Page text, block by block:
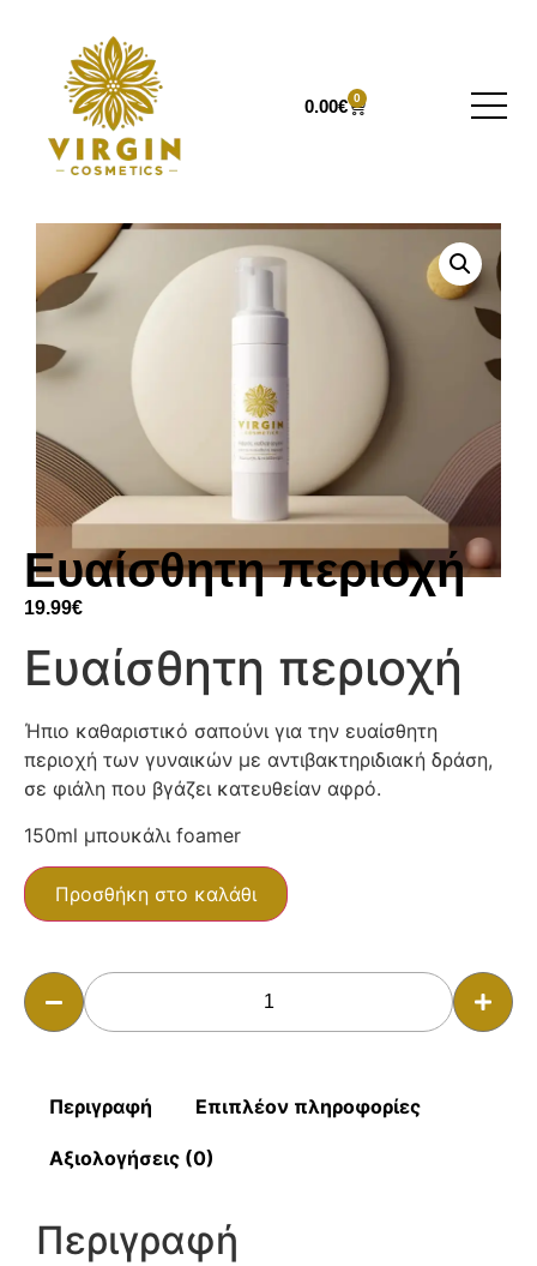
0.00€ 0
Ευαίσθητη περιοχή
19.99€
Ευαίσθητη περιοχή
Ήπιο καθαριστικό σαπούνι για την ευαίσθητη
περιοχή των γυναικών με αντιβακτηριδιακή δράση,
σε φιάλη που βγάζει κατευθείαν αφρό.
150ml μπουκάλι foamer
Προσθήκη στο καλάθι
Περιγραφή Επιπλέον πληροφορίες
Αξιολογήσεις (0)
Περιγραφή